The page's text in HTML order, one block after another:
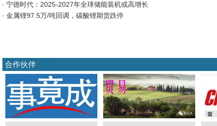
· 宁德时代：2025-2027年全球储能装机或高增长
· 金属锂97.5万/吨回调，碳酸锂期货跌停
合作伙伴